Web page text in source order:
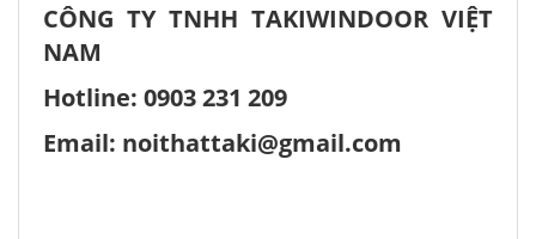
CÔNG TY TNHH TAKIWINDOOR VIỆT
NAM
Hotline: 0903 231 209
Email: noithattaki@gmail.com